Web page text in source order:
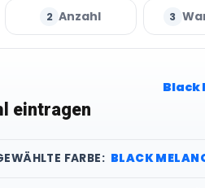
2 Anzahl 3
eintragen
Black
FARBE: BLACK